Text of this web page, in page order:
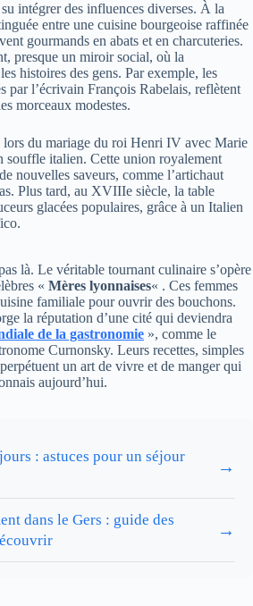
intégrer des influences diverses. À la
entre une cuisine bourgeoise raffinée
gourmands en abats et en charcuteries.
presque un miroir social, où la
histoires des gens. Par exemple, les
par l’écrivain François Rabelais, reflètent
morceaux modestes.
lors du mariage du roi Henri IV avec Marie
italien. Cette union royalement
nouvelles saveurs, comme l’artichaut
Plus tard, au XVIIIe siècle, la table
glacées populaires, grâce à un Italien
là. Le véritable tournant culinaire s’opère
« Mères lyonnaises« . Ces femmes
familiale pour ouvrir des bouchons.
la réputation d’une cité qui deviendra
de la gastronomie », comme le
Curnonsky. Leurs recettes, simples
un art de vivre et de manger qui
aujourd’hui.
: astuces pour un séjour
→
dans le Gers : guide des
→